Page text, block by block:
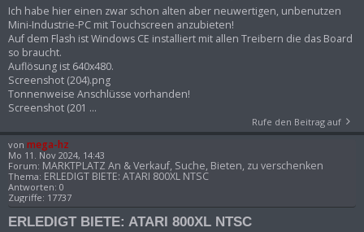
Ich habe hier einen zwar schon alten aber neuwertigen, unbenutzen
Mini-Industrie-PC mit Touchscreen anzubieten!
Auf dem Flash ist Windows CE installiert mit allen Treibern die das Board
so braucht.
Auflösung ist 640x480.
Screenshot (204).png
Tonnenweise Anschlüsse vorhanden!
Screenshot (201 ...
Rufe den Beitrag auf
von mega-hz
Mo 11. Nov 2024, 14:43
Forum: MARKTPLATZ An & Verkauf, Suche, Bieten, zu verschenken
Thema: ERLEDIGT BIETE: ATARI 800XL NTSC
Antworten: 0
Zugriffe: 17737
ERLEDIGT BIETE: ATARI 800XL NTSC